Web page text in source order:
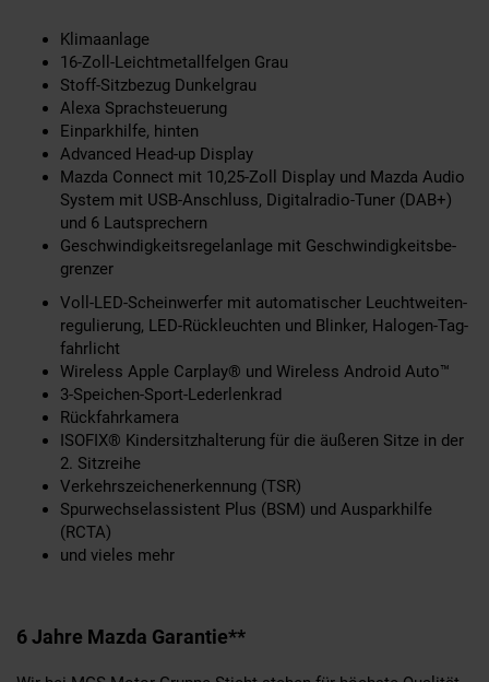
Kli­ma­an­la­ge
16-Zoll-Leichtmetallfelgen Grau
Stoff-Sitzbezug Dunkelgrau
Ale­xa Sprach­steue­rung
Ein­park­hil­fe, hin­ten
Ad­van­ced Head-up Dis­play
Mazda Con­nect mit 10,25-Zoll Dis­play und Mazda Au­dio
Sys­tem mit USB-An­schluss, Di­gi­tal­ra­dio-Tu­ner (DAB+)
und 6 Laut­spre­chern
Ge­schwin­dig­keits­re­gel­an­la­ge mit Ge­schwin­dig­keits­be­
gren­zer
Voll-LED-Schein­wer­fer mit au­to­ma­ti­scher Leucht­wei­ten­
re­gu­lie­rung, LED-Rück­leuch­ten und Blin­ker, Ha­lo­gen-Tag­
fahr­licht
Wireless Ap­ple Car­play® und Wireless An­dro­id Auto™
3-Spei­chen-Sport-Le­der­lenk­rad
Rück­fahr­ka­me­ra
ISO­FIX® Kin­der­sitz­hal­te­rung für die äu­ße­ren Sit­ze in der
2. Sitz­rei­he
Ver­kehrs­zei­chen­er­ken­nung (TSR)
Spur­wech­sel­as­sis­tent Plus (BSM) und Auspark­hil­fe
(RCTA)
und vieles mehr
6 Jahre Mazda Garantie**